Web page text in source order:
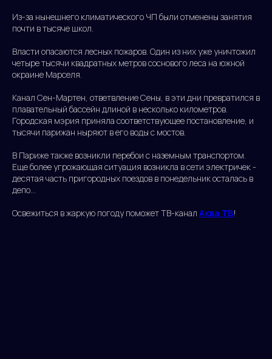
Из-за нынешнего климатического ЧП были отменены занятия
почти в тысяче школ.
Власти опасаются лесных пожаров. Один из них уже уничтожил
четыре тысячи квадратных метров соснового леса на южной
окраине Марселя.
Канал Сен-Мартен, ответвление Сены, в эти дни превратился в
плавательный бассейн длиной в несколько километров.
Городская мэрия приняла соответствующее постановление, и
тысячи парижан ныряют в его воды с мостов.
В Париже также возникли перебои с наземным транспортом.
Еще более угрожающая ситуация возникла в сети электричек -
десятая часть пригородных поездов в понедельник осталась в
депо...
Освежиться в жаркую погоду поможет ТВ-канал Аква ТВ!